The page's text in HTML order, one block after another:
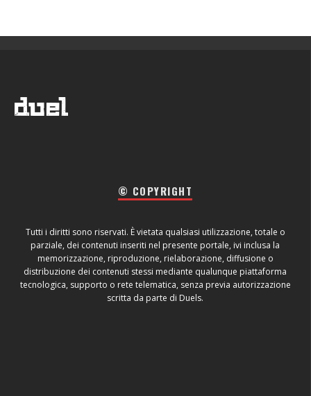
© COPYRIGHT
Tutti i diritti sono riservati. È vietata qualsiasi utilizzazione, totale o
parziale, dei contenuti inseriti nel presente portale, ivi inclusa la
memorizzazione, riproduzione, rielaborazione, diffusione o
distribuzione dei contenuti stessi mediante qualunque piattaforma
tecnologica, supporto o rete telematica, senza previa autorizzazione
scritta da parte di Duels.